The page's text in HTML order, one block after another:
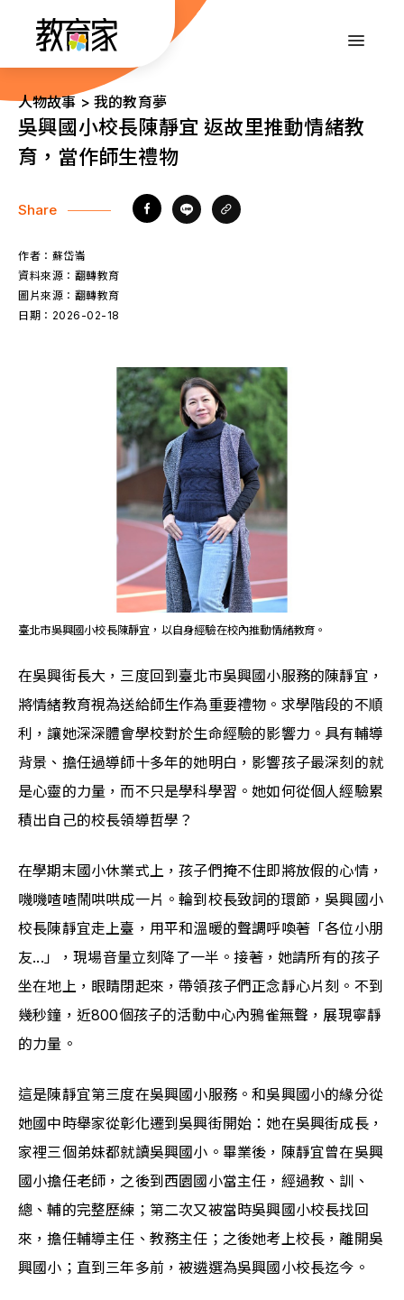
內
::: 人物故事 > 我的教育夢
吳興國小校長陳靜宜 返故里推動情緒教
育，當作師生禮物
Share
作者： 蘇岱崙
資料來源： 翻轉教育
圖片來源： 翻轉教育
日期： 2026-02-18
臺北市吳興國小校長陳靜宜，以自身經驗在校內推動情緒教育。
在吳興街長大，三度回到臺北市吳興國小服務的陳靜宜，
將情緒教育視為送給師生作為重要禮物。求學階段的不順
利，讓她深深體會學校對於生命經驗的影響力。具有輔導
背景、擔任過導師十多年的她明白，影響孩子最深刻的就
是心靈的力量，而不只是學科學習。她如何從個人經驗累
積出自己的校長領導哲學？
在學期末國小休業式上，孩子們掩不住即將放假的心情，
嘰嘰喳喳鬧哄哄成一片。輪到校長致詞的環節，吳興國小
校長陳靜宜走上臺，用平和溫暖的聲調呼喚著「各位小朋
友...」，現場音量立刻降了一半。接著，她請所有的孩子
坐在地上，眼睛閉起來，帶領孩子們正念靜心片刻。不到
幾秒鐘，近800個孩子的活動中心內鴉雀無聲，展現寧靜
的力量。
這是陳靜宜第三度在吳興國小服務。和吳興國小的緣分從
她國中時舉家從彰化遷到吳興街開始：她在吳興街成長，
家裡三個弟妹都就讀吳興國小。畢業後，陳靜宜曾在吳興
國小擔任老師，之後到西園國小當主任，經過教、訓、
總、輔的完整歷練；第二次又被當時吳興國小校長找回
來，擔任輔導主任、教務主任；之後她考上校長，離開吳
興國小；直到三年多前，被遴選為吳興國小校長迄今。